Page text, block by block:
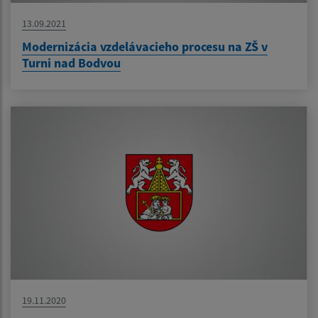
13.09.2021
Modernizácia vzdelávacieho procesu na ZŠ v
Turni nad Bodvou
19.11.2020